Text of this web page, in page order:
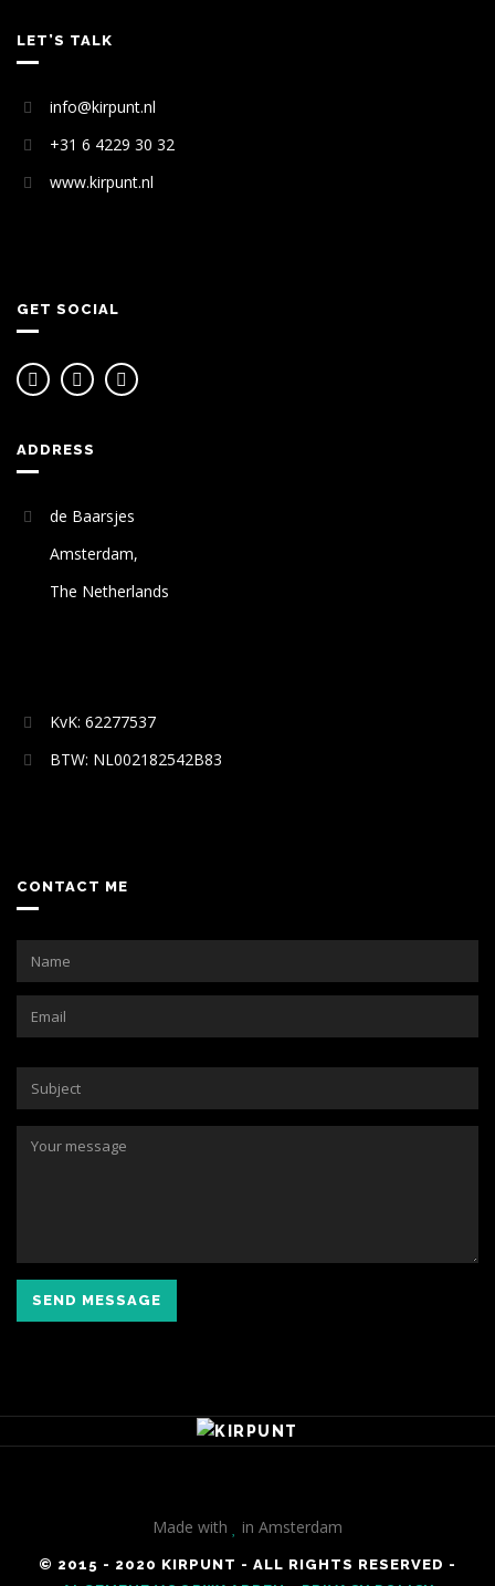
LET’S TALK
info@kirpunt.nl
+31 6 4229 30 32
www.kirpunt.nl
GET SOCIAL
ADDRESS
de Baarsjes
Amsterdam,
The Netherlands
KvK: 62277537
BTW: NL002182542B83
CONTACT ME
SEND MESSAGE
Made with in Amsterdam
© 2015 - 2020 KIRPUNT - ALL RIGHTS RESERVED -